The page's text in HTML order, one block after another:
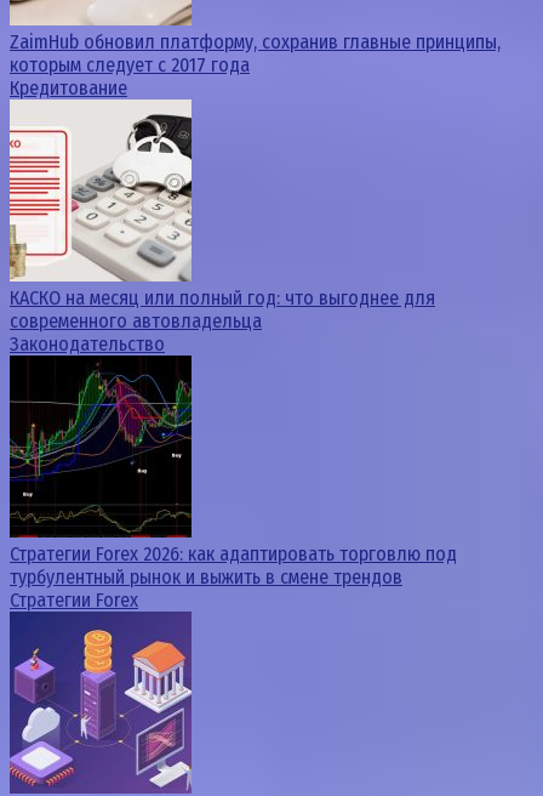
ZaimHub обновил платформу, сохранив главные принципы,
которым следует с 2017 года
Кредитование
КАСКО на месяц или полный год: что выгоднее для
современного автовладельца
Законодательство
Стратегии Forex 2026: как адаптировать торговлю под
турбулентный рынок и выжить в смене трендов
Стратегии Forex